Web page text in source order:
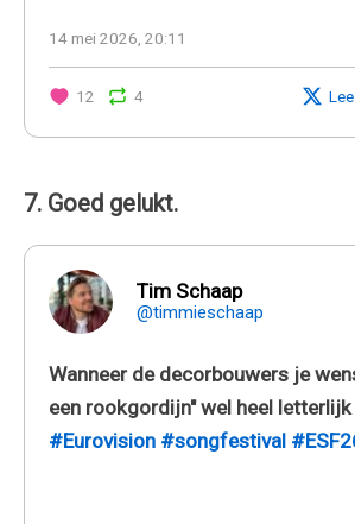
14 mei 2026, 20:11
12 4
7. Goed gelukt.
Tim Schaap
@timmieschaap
Wanneer de decorbouwers je
een rookgordijn" wel heel letterlijk
#Eurovision #songfestival